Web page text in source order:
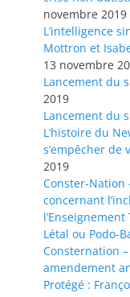
novembre 2019
L’intelligence
Mottron et
13 novembre
Lancement du
2019
Lancement du
L’histoire du
s’empêcher de
2019
Conster-Nation
concernant
Létal ou Podo-
Consternation
amendement
Protégé :